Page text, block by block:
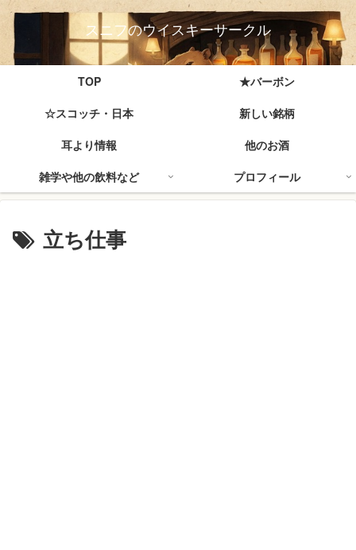
スニフのウイスキーサークル
TOP
★バーボン
☆スコッチ・日本
新しい銘柄
耳より情報
他のお酒
雑学や他の飲料など
プロフィール
立ち仕事